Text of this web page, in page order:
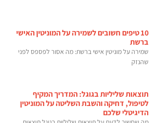
10 טיפים חשובים לשמירה על המוניטין האישי
ברשת
שמירה על מוניטין אישי ברשת: מה אסור לפספס לפני
שהנזק
תוצאות שליליות בגוגל: המדריך המקיף
לטיפול, דחיקה והשבת השליטה על המוניטין
הדיגיטלי שלכם